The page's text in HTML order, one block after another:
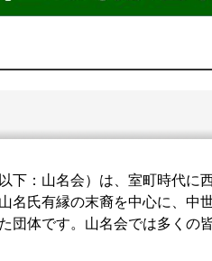
下：山名会）は、室町時代に
名氏有縁の末裔を中心に、中
団体です。山名会では多くの